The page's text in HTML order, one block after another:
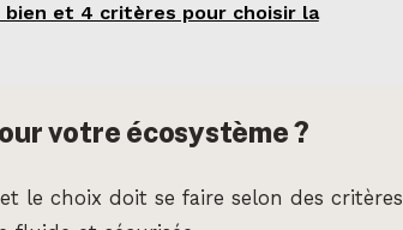
bien et 4 critères pour choisir la
votre écosystème ?
le choix doit se faire selon des critères